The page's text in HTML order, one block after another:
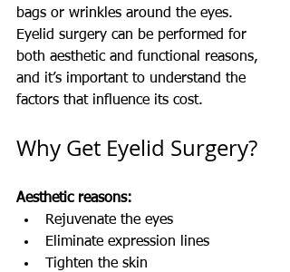
bags or wrinkles around the eyes.
Eyelid surgery can be performed for
both aesthetic and functional reasons,
and it’s important to understand the
factors that influence its cost.
Why Get Eyelid Surgery?
Aesthetic reasons:
Rejuvenate the eyes
Eliminate expression lines
Tighten the skin